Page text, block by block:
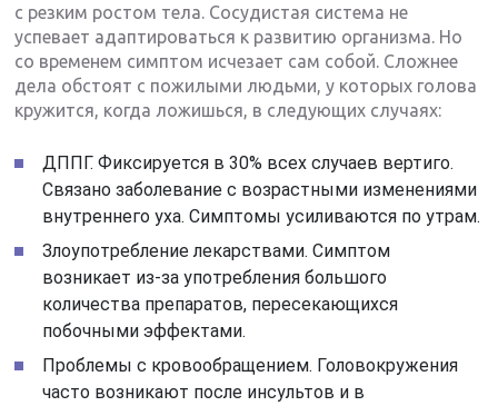
с резким ростом тела. Сосудистая система не
успевает адаптироваться к развитию организма. Но
со временем симптом исчезает сам собой. Сложнее
дела обстоят с пожилыми людьми, у которых голова
кружится, когда ложишься, в следующих случаях:
ДППГ. Фиксируется в 30% всех случаев вертиго.
Связано заболевание с возрастными изменениями
внутреннего уха. Симптомы усиливаются по утрам.
Злоупотребление лекарствами. Симптом
возникает из-за употребления большого
количества препаратов, пересекающихся
побочными эффектами.
Проблемы с кровообращением. Головокружения
часто возникают после инсультов и в